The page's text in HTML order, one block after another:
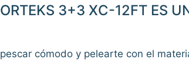
3+3 XC-12FT ES
cómodo y pelearte con el